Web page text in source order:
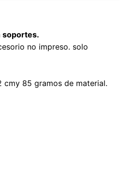
soportes.
no impreso. solo
cmy 85 gramos de material.